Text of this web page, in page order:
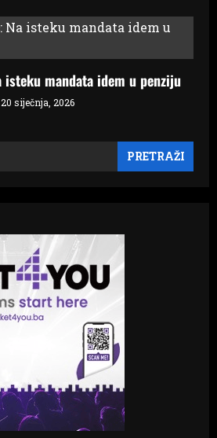
mandata idem u penziju
20 siječnja, 2026